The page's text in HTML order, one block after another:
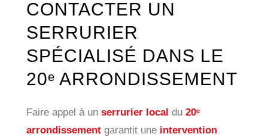
CONTACTER UN
SERRURIER
SPÉCIALISÉ DANS LE
20ᵉ ARRONDISSEMENT
Faire appel à un serrurier local du 20ᵉ
arrondissementgarantit une intervention